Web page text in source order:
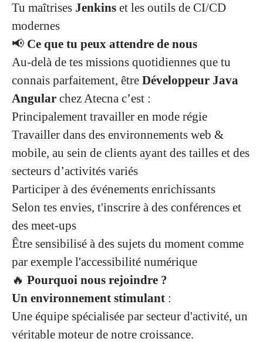
Tu maîtrises Jenkins et les outils de CI/CD
modernes
📢 Ce que tu peux attendre de nous
Au-delà de tes missions quotidiennes que tu
connais parfaitement, être Développeur Java
Angular chez Atecna c’est :
Principalement travailler en mode régie
Travailler dans des environnements web &
mobile, au sein de clients ayant des tailles et des
secteurs d’activités variés
Participer à des événements enrichissants
Selon tes envies, t'inscrire à des conférences et
des meet-ups
Être sensibilisé à des sujets du moment comme
par exemple l'accessibilité numérique
🔥 Pourquoi nous rejoindre ?
Un environnement stimulant :
Une équipe spécialisée par secteur d'activité, un
véritable moteur de notre croissance.